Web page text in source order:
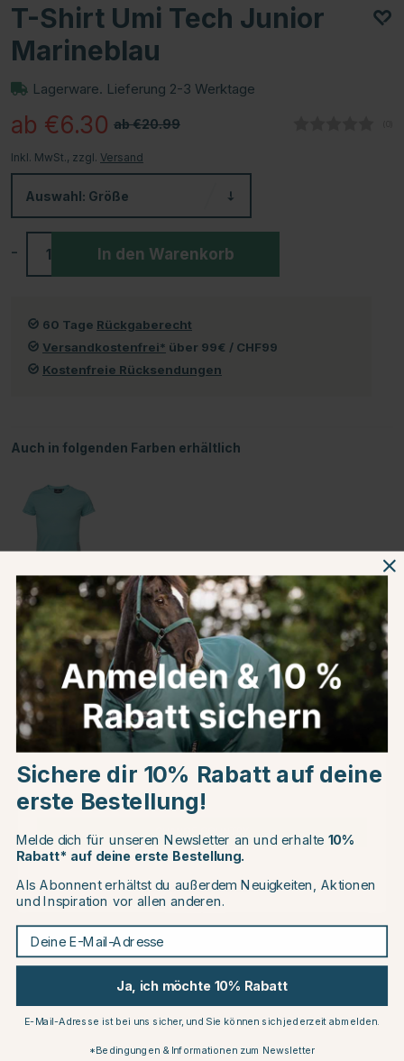
T-Shirt Umi Tech Junior
Marineblau
Lagerware. Lieferung 2-3 Werktage
ab €20.99
ab €6.30
Inkl. MwSt., zzgl. Versand
Auswahl: Größe
- In den Warenkorb
60 Tage Rückgaberecht
Versandkostenfrei* über 99€ / CHF99
Kostenfreie Rücksendungen
Auch in folgenden Farben erhältlich
Blau
Produktinformationen
Über die Marke
Kundenbewertungen
Andere Produkte, die Ihnen gefallen könnten
70 30
Choose country
EU
Continue to equinest.de
Sichere dir 10% Rabatt auf deine
erste Bestellung!
Melde dich für unseren Newsletter an und erhalte 10%
Rabatt* auf deine erste Bestellung.
Als Abonnent erhältst du außerdem Neuigkeiten, Aktionen
und Inspiration vor allen anderen.
Deine E-Mail-Adresse
Ja, ich möchte 10% Rabatt
E-Mail-Adresse ist bei uns sicher, und Sie können sich jederzeit abmelden.
*Bedingungen & Informationen zum Newsletter